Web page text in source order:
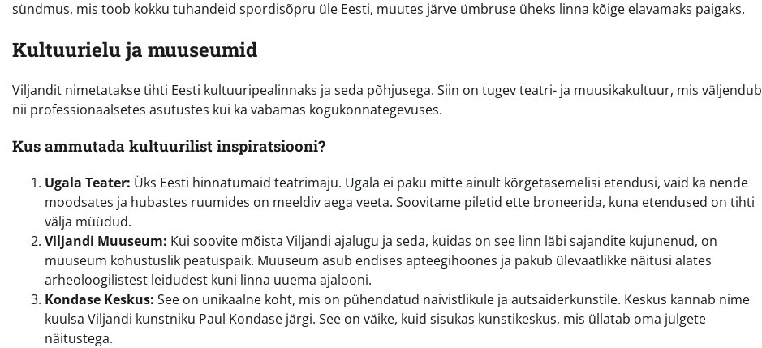
sündmus, mis toob kokku tuhandeid spordisõpru üle Eesti, muutes järve ümbruse üheks linna kõige elavamaks paigaks.
Kultuurielu ja muuseumid
Viljandit nimetatakse tihti Eesti kultuuripealinnaks ja seda põhjusega. Siin on tugev teatri- ja muusikakultuur, mis väljendub
nii professionaalsetes asutustes kui ka vabamas kogukonnategevuses.
Kus ammutada kultuurilist inspiratsiooni?
Ugala Teater: Üks Eesti hinnatumaid teatrimaju. Ugala ei paku mitte ainult kõrgetasemelisi etendusi, vaid ka nende
moodsates ja hubastes ruumides on meeldiv aega veeta. Soovitame piletid ette broneerida, kuna etendused on tihti
välja müüdud.
Viljandi Muuseum: Kui soovite mõista Viljandi ajalugu ja seda, kuidas on see linn läbi sajandite kujunenud, on
muuseum kohustuslik peatuspaik. Muuseum asub endises apteegihoones ja pakub ülevaatlikke näitusi alates
arheoloogilistest leidudest kuni linna uuema ajalooni.
Kondase Keskus: See on unikaalne koht, mis on pühendatud naivistlikule ja autsaiderkunstile. Keskus kannab nime
kuulsa Viljandi kunstniku Paul Kondase järgi. See on väike, kuid sisukas kunstikeskus, mis üllatab oma julgete
näitustega.